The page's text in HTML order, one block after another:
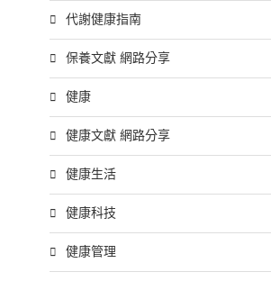
代謝健康指南
保養文獻 網路分享
健康
健康文獻 網路分享
健康生活
健康科技
健康管理